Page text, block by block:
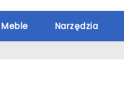
Meble Narzędzia